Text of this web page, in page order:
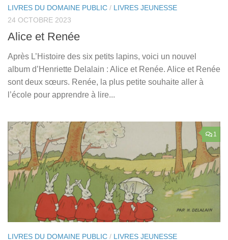
LIVRES DU DOMAINE PUBLIC / LIVRES JEUNESSE
24 OCTOBRE 2023
Alice et Renée
Après L’Histoire des six petits lapins, voici un nouvel
album d’Henriette Delalain : Alice et Renée. Alice et Renée
sont deux sœurs. Renée, la plus petite souhaite aller à
l’école pour apprendre à lire...
1
LIVRES DU DOMAINE PUBLIC / LIVRES JEUNESSE